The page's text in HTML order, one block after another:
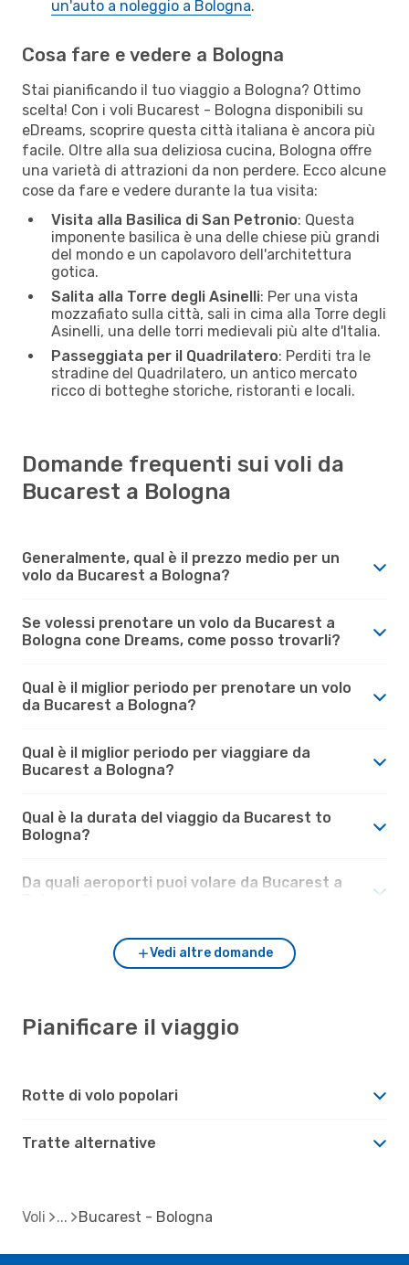
un'auto a noleggio a Bologna.
Cosa fare e vedere a Bologna
Stai pianificando il tuo viaggio a Bologna? Ottimo
scelta! Con i voli Bucarest - Bologna disponibili su
eDreams, scoprire questa città italiana è ancora più
facile. Oltre alla sua deliziosa cucina, Bologna offre
una varietà di attrazioni da non perdere. Ecco alcune
cose da fare e vedere durante la tua visita:
Visita alla Basilica di San Petronio: Questa
imponente basilica è una delle chiese più grandi
del mondo e un capolavoro dell'architettura
gotica.
Salita alla Torre degli Asinelli: Per una vista
mozzafiato sulla città, sali in cima alla Torre degli
Asinelli, una delle torri medievali più alte d'Italia.
Passeggiata per il Quadrilatero: Perditi tra le
stradine del Quadrilatero, un antico mercato
ricco di botteghe storiche, ristoranti e locali.
Domande frequenti sui voli da
Bucarest a Bologna
Generalmente, qual è il prezzo medio per un
volo da Bucarest a Bologna?
Se volessi prenotare un volo da Bucarest a
Bologna cone Dreams, come posso trovarli?
Qual è il miglior periodo per prenotare un volo
da Bucarest a Bologna?
Qual è il miglior periodo per viaggiare da
Bucarest a Bologna?
Qual è la durata del viaggio da Bucarest to
Bologna?
Da quali aeroporti puoi volare da Bucarest a
Vedi altre domande
Pianificare il viaggio
Rotte di volo popolari
Tratte alternative
Voli Bucarest - Bologna